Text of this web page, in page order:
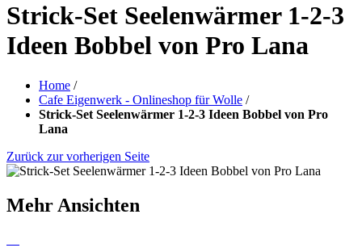
Strick-Set Seelenwärmer 1-2-3
Ideen Bobbel von Pro Lana
Home /
Cafe Eigenwerk - Onlineshop für Wolle /
Strick-Set Seelenwärmer 1-2-3 Ideen Bobbel von Pro
Lana
Zurück zur vorherigen Seite
Mehr Ansichten